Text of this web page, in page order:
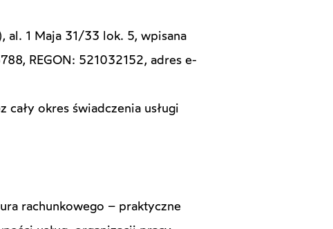
al. 1 Maja 31/33 lok. 5, wpisana
REGON: 521032152, adres e-
okres świadczenia usługi
rachunkowego – praktyczne